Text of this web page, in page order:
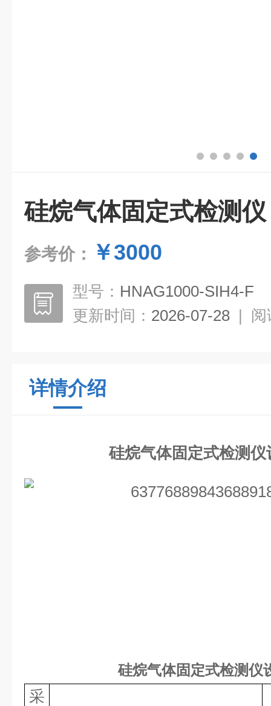
硅烷气体固定式检测仪
参考价： ￥3000
型号： HNAG1000-SIH4-F
更新时间： 2026-07-28 | 阅
详情介绍
硅烷气体固定式检测仪
硅烷气体固定式检测仪
采